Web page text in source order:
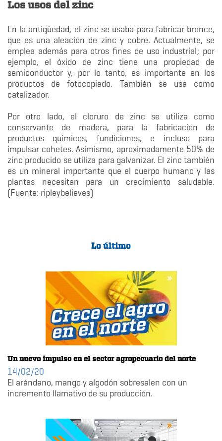
Los usos del zinc
En la antigüedad, el zinc se usaba para fabricar bronce,
que es una aleación de zinc y cobre. Actualmente, se
emplea además para otros fines de uso industrial; por
ejemplo, el óxido de zinc tiene una propiedad de
semiconductor y, por lo tanto, es importante en los
productos de fotocopiado. También se usa como
catalizador.
Por otro lado, el cloruro de zinc se utiliza como
conservante de madera, para la fabricación de
productos químicos, fundiciones, e incluso para
impulsar cohetes. Asimismo, aproximadamente 50% de
zinc producido se utiliza para galvanizar. El zinc también
es un mineral importante que el cuerpo humano y las
plantas necesitan para un crecimiento saludable.
(Fuente: ripleybelieves)
Lo último
Un nuevo impulso en el sector agropecuario del norte
14/02/20
El arándano, mango y algodón sobresalen con un
incremento llamativo de su producción.